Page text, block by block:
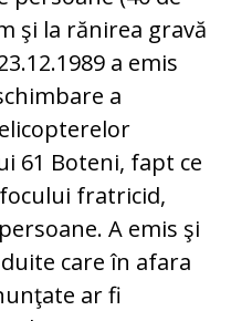
şi la rănirea gravă
a emis
a
61 Boteni, fapt ce
fratricid,
A emis şi
care în afara
ar fi